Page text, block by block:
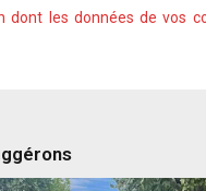
dont les données de vos